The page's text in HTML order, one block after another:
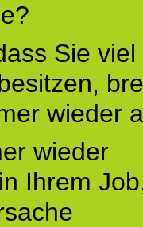
Sie
wieder
wieder
Ihrem